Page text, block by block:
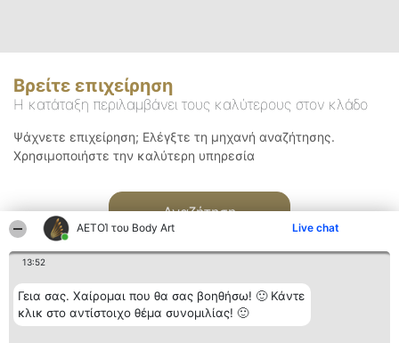
ΑΕΤΟΊ του Body Art Live chat
13:52
Γεια σας. Χαίρομαι που θα σας βοηθήσω! 🙂 Κάντε
κλικ στο αντίστοιχο θέμα συνομιλίας! 🙂
Βρείτε επιχείρηση
Η κατάταξη περιλαμβάνει τους καλύτερους στον κλάδο
Ψάχνετε επιχείρηση; Ελέγξτε τη μηχανή αναζήτησης.
Χρησιμοποιήστε την καλύτερη υπηρεσία
Αναζήτηση